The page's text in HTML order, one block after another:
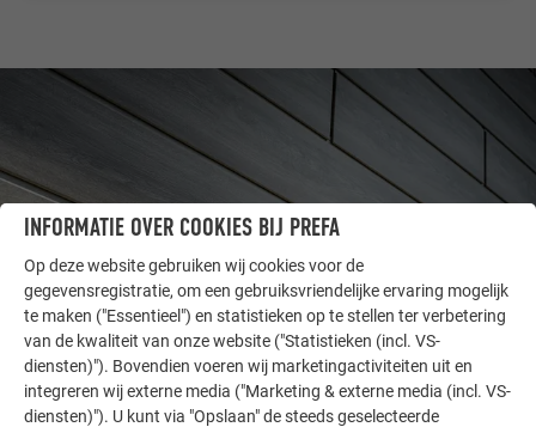
LAAT U INSPIREREN
ANDERE OBJECTEN
INFORMATIE OVER COOKIES BIJ PREFA
Op deze website gebruiken wij cookies voor de
gegevensregistratie, om een gebruiksvriendelijke ervaring mogelijk
te maken ("Essentieel") en statistieken op te stellen ter verbetering
van de kwaliteit van onze website ("Statistieken (incl. VS-
diensten)"). Bovendien voeren wij marketingactiviteiten uit en
integreren wij externe media ("Marketing & externe media (incl. VS-
diensten)"). U kunt via "Opslaan" de steeds geselecteerde